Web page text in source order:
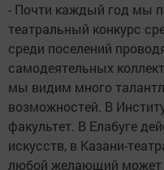
- Почти каждый год мы
театральный конкурс
среди поселений
самодеятельных
мы видим много
возможностей. В
факультет. В Елабуге
искусств, в Казани-
любой желающий может